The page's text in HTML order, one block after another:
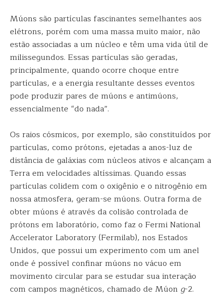
Múons são partículas fascinantes semelhantes aos
elétrons, porém com uma massa muito maior, não
estão associadas a um núcleo e têm uma vida útil de
milissegundos. Essas partículas são geradas,
principalmente, quando ocorre choque entre
partículas, e a energia resultante desses eventos
pode produzir pares de múons e antimúons,
essencialmente “do nada”.
Os raios cósmicos, por exemplo, são constituídos por
partículas, como prótons, ejetadas a anos-luz de
distância de galáxias com núcleos ativos e alcançam a
Terra em velocidades altíssimas. Quando essas
partículas colidem com o oxigênio e o nitrogênio em
nossa atmosfera, geram-se múons. Outra forma de
obter múons é através da colisão controlada de
prótons em laboratório, como faz o Fermi National
Accelerator Laboratory (Fermilab), nos Estados
Unidos, que possui um experimento com um anel
onde é possível confinar múons no vácuo em
movimento circular para se estudar sua interação
com campos magnéticos, chamado de Múon g-2.